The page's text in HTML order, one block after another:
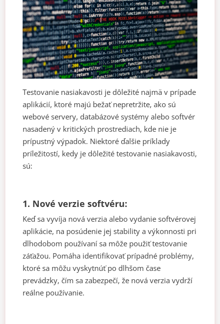
Testovanie nasiakavosti je dôležité najmä v prípade
aplikácií, ktoré majú bežať nepretržite, ako sú
webové servery, databázové systémy alebo softvér
nasadený v kritických prostrediach, kde nie je
prípustný výpadok. Niektoré ďalšie príklady
príležitostí, kedy je dôležité testovanie nasiakavosti,
sú:
1. Nové verzie softvéru:
Keď sa vyvíja nová verzia alebo vydanie softvérovej
aplikácie, na posúdenie jej stability a výkonnosti pri
dlhodobom používaní sa môže použiť testovanie
záťažou. Pomáha identifikovať prípadné problémy,
ktoré sa môžu vyskytnúť po dlhšom čase
prevádzky, čím sa zabezpečí, že nová verzia vydrží
reálne používanie.